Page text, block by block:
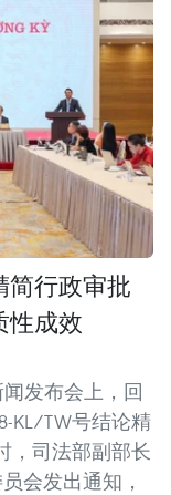
简行政审批
性成效
发布会上，回
KL/TW号结论精
，司法部副部长
会发出通知，